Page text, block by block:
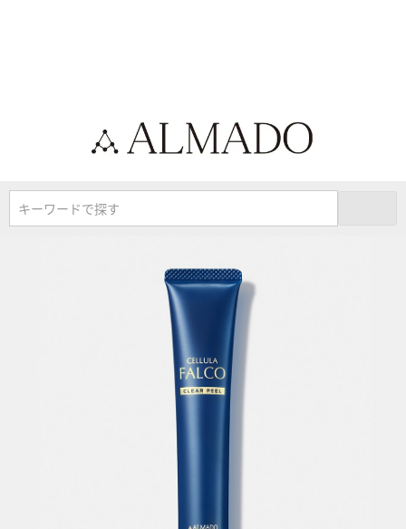
キーワードで探す